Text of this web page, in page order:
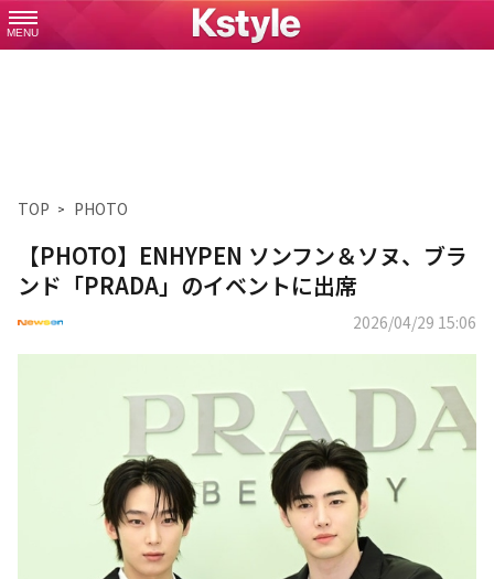
MENU
TOP PHOTO
【PHOTO】ENHYPEN ソンフン＆ソヌ、ブラ
ンド「PRADA」のイベントに出席
2026/04/29 15:06